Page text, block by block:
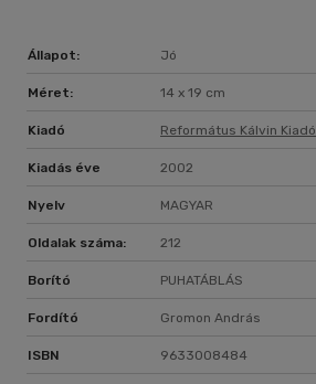
Állapot: Jó
Méret: 14 x 19 cm
Kiadó Református Kálvin Kiadó
Kiadás éve 2002
Nyelv MAGYAR
Oldalak száma: 212
Borító PUHATÁBLÁS
Fordító Gromon András
ISBN 9633008484